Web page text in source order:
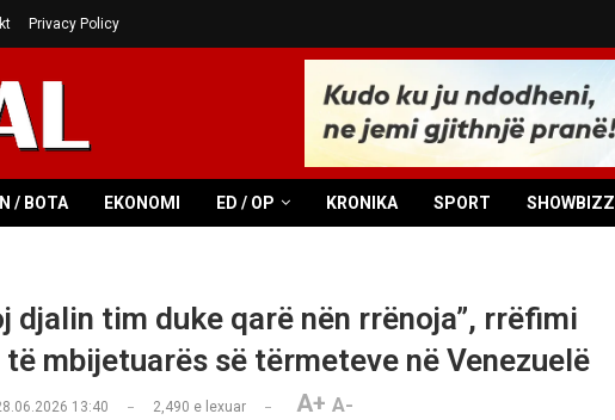
Privacy Policy
/ BOTA EKONOMI ED / OP KRONIKA SPORT SHOWBIZZ
djalin tim duke qarë nën rrënoja”, rrëfimi
mbijetuarës së tërmeteve në Venezuelë
13:40 2,490 e lexuar A+ A-